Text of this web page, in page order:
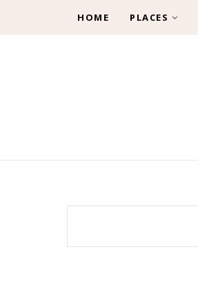
HOME PLACES